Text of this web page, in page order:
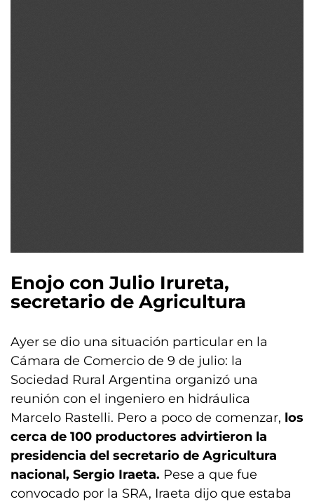
Enojo con Julio Irureta,
secretario de Agricultura
Ayer se dio una situación particular en la
Cámara de Comercio de 9 de julio: la
Sociedad Rural Argentina organizó una
reunión con el ingeniero en hidráulica
Marcelo Rastelli. Pero a poco de comenzar, los
cerca de 100 productores advirtieron la
presidencia del secretario de Agricultura
nacional, Sergio Iraeta. Pese a que fue
convocado por la SRA, Iraeta dijo que estaba